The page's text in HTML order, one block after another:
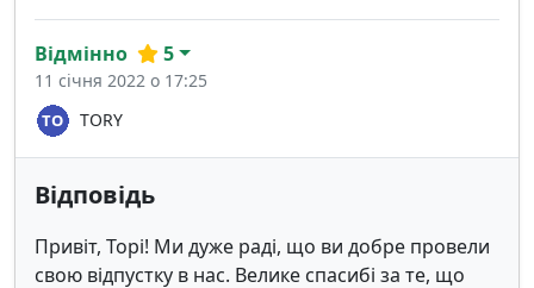
TORY
Відмінно 5
11 січня 2022 о 17:25
Відповідь
Привіт, Торі! Ми дуже раді, що ви добре провели
свою відпустку в нас. Велике спасибі за те, що